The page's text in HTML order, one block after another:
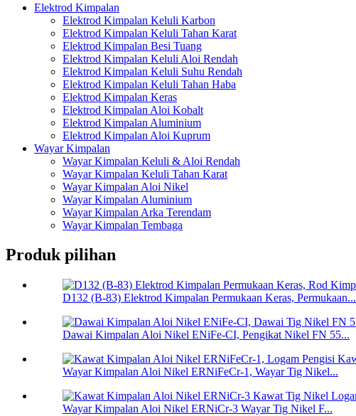
Elektrod Kimpalan
Elektrod Kimpalan Keluli Karbon
Elektrod Kimpalan Keluli Tahan Karat
Elektrod Kimpalan Besi Tuang
Elektrod Kimpalan Keluli Aloi Rendah
Elektrod Kimpalan Keluli Suhu Rendah
Elektrod Kimpalan Keluli Tahan Haba
Elektrod Kimpalan Keras
Elektrod Kimpalan Aloi Kobalt
Elektrod Kimpalan Aluminium
Elektrod Kimpalan Aloi Kuprum
Wayar Kimpalan
Wayar Kimpalan Keluli & Aloi Rendah
Wayar Kimpalan Keluli Tahan Karat
Wayar Kimpalan Aloi Nikel
Wayar Kimpalan Aluminium
Wayar Kimpalan Arka Terendam
Wayar Kimpalan Tembaga
Produk pilihan
D132 (B-83) Elektrod Kimpalan Permukaan Keras, Permukaan...
Dawai Kimpalan Aloi Nikel ENiFe-CI, Pengikat Nikel FN 55...
Wayar Kimpalan Aloi Nikel ERNiFeCr-1, Wayar Tig Nikel...
Wayar Kimpalan Aloi Nikel ERNiCr-3 Wayar Tig Nikel F...